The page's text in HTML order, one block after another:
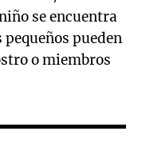
se encuentra
pueden
o miembros